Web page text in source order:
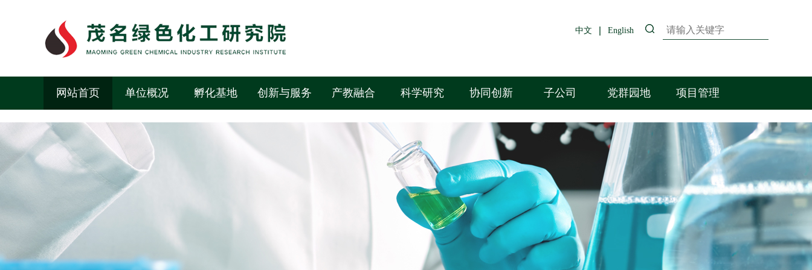
中文 English
网站首页 单位概况 孵化基地 创新与服务 产教融合 科学研究 协同创新 子公司 党群园地 项目管理